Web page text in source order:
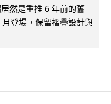
然是重推 6 年前的舊
登場，保留摺疊設計與